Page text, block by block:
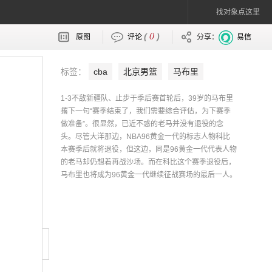
找对象点这里
原图 评论 (0 ) 分享： 易信
标签： cba 北京男篮 马布里
1-3不敌新疆队、止步于季后赛首轮后，39岁的马布里
撂下一句“赛季结束了，我们需要综合评估，为下赛季
做准备”。很显然，已近不惑的老马并没有退役的念
头。尽管大洋那边，NBA96黄金一代的标志人物科比
本赛季后就将退役，但这边，同是96黄金一代代表人物
的老马却仍想着再战沙场。而在科比这个赛季退役后，
马布里也将成为96黄金一代继续征战赛场的最后一人。